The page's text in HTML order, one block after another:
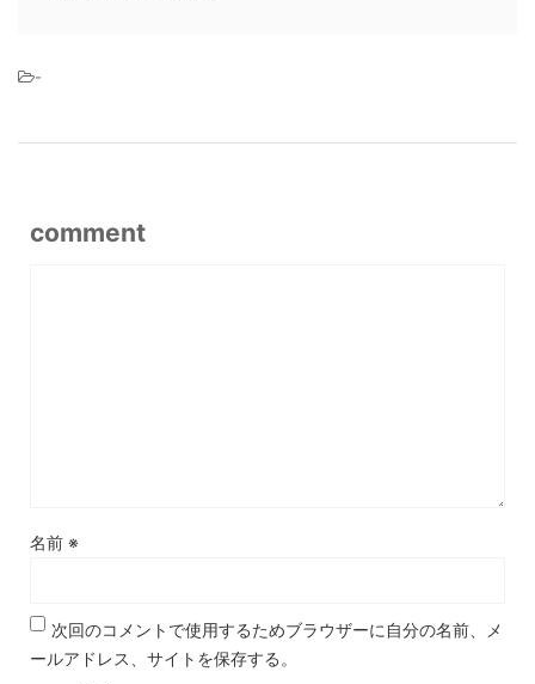
-
comment
名前 ※
次回のコメントで使用するためブラウザーに自分の名前、メ
ールアドレス、サイトを保存する。